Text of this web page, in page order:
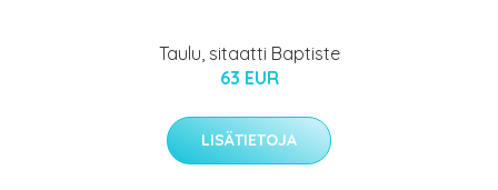
Taulu, sitaatti Baptiste
63 EUR
LISÄTIETOJA